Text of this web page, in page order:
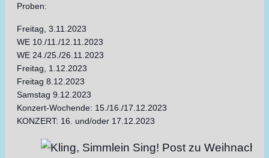
Proben:
Freitag, 3.11.2023
WE 10./11./12.11.2023
WE 24./25./26.11.2023
Freitag, 1.12.2023
Freitag 8.12.2023
Samstag 9.12.2023
Konzert-Wochende: 15./16./17.12.2023
KONZERT: 16. und/oder 17.12.2023